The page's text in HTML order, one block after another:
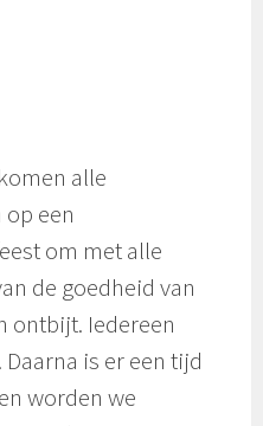
alle
een
om met alle
de goedheid van
ontbijt. Iedereen
is er een tijd
worden we